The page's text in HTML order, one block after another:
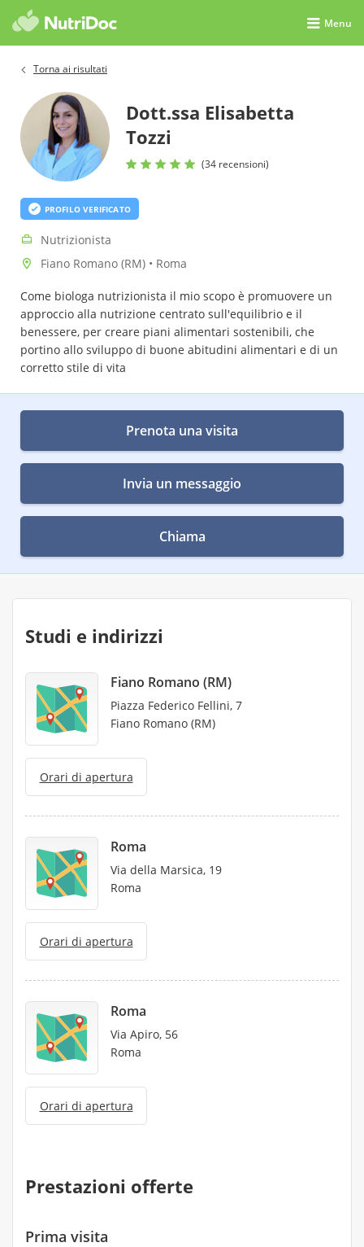
Menu
Torna ai risultati
Dott.ssa Elisabetta
Tozzi
(34 recensioni)
PROFILO VERIFICATO
Nutrizionista
Fiano Romano (RM) • Roma
Come biologa nutrizionista il mio scopo è promuovere un
approccio alla nutrizione centrato sull'equilibrio e il
benessere, per creare piani alimentari sostenibili, che
portino allo sviluppo di buone abitudini alimentari e di un
corretto stile di vita
Prenota una visita
Invia un messaggio
Chiama
Studi e indirizzi
Fiano Romano (RM)
Piazza Federico Fellini, 7
Fiano Romano (RM)
Orari di apertura
Roma
Via della Marsica, 19
Roma
Orari di apertura
Roma
Via Apiro, 56
Roma
Orari di apertura
Prestazioni offerte
Prima visita